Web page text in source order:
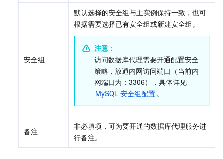
安全组
默认选择的安全组与主实例保持一致，也可
根据需要选择已有安全组或新建安全组。
注意：
访问数据库代理需要开通配置安全
策略，放通内网访问端口（当前内
MySQL 安全组配置 。
备注
非必填项，可为要开通的数据库代理服务进
行备注。